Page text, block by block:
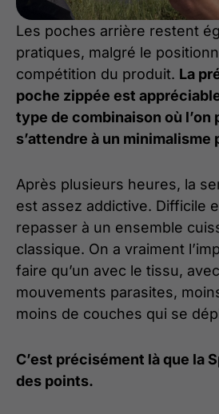
Les poches arrière restent
pratiques, malgré le
compétition du produit. La
poche zippée est
type de combinaison où l’on
s’attendre à un minimalisme
Après plusieurs heures, la
est assez addictive. Difficile
repasser à un ensemble
classique. On a vraiment
faire qu’un avec le tissu,
mouvements parasites,
moins de couches qui se
C’est précisément là que la
des points.